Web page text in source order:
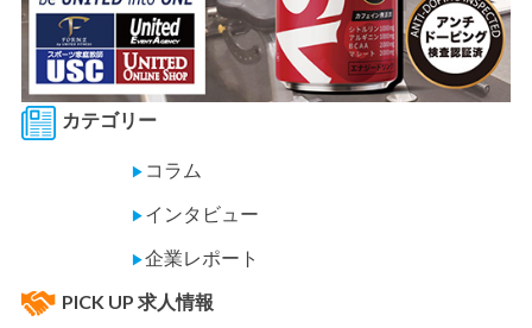
カテゴリー
▶ コラム
▶ インタビュー
▶企業レポート
PICK UP 求人情報